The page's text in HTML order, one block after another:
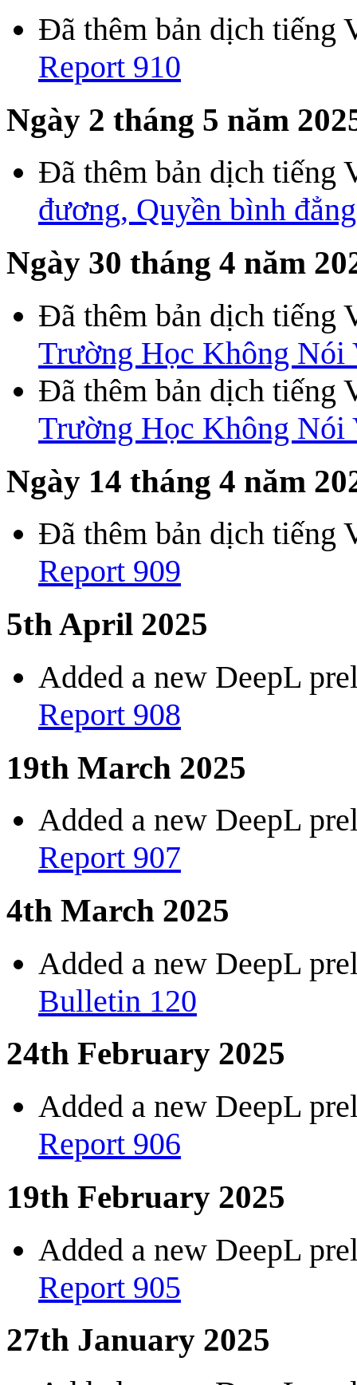
Đã thêm bản dịch tiếng
Report 910
Ngày 2 tháng 5 năm
Đã thêm bản dịch tiếng
đương, Quyền bình
Ngày 30 tháng 4 năm
Đã thêm bản dịch tiếng
Trường Học Không Nói
Đã thêm bản dịch tiếng
Trường Học Không Nói
Ngày 14 tháng 4 năm
Đã thêm bản dịch tiếng
Report 909
5th April 2025
Added a new DeepL
Report 908
19th March 2025
Added a new DeepL
Report 907
4th March 2025
Added a new DeepL
Bulletin 120
24th February 2025
Added a new DeepL
Report 906
19th February 2025
Added a new DeepL
Report 905
27th January 2025